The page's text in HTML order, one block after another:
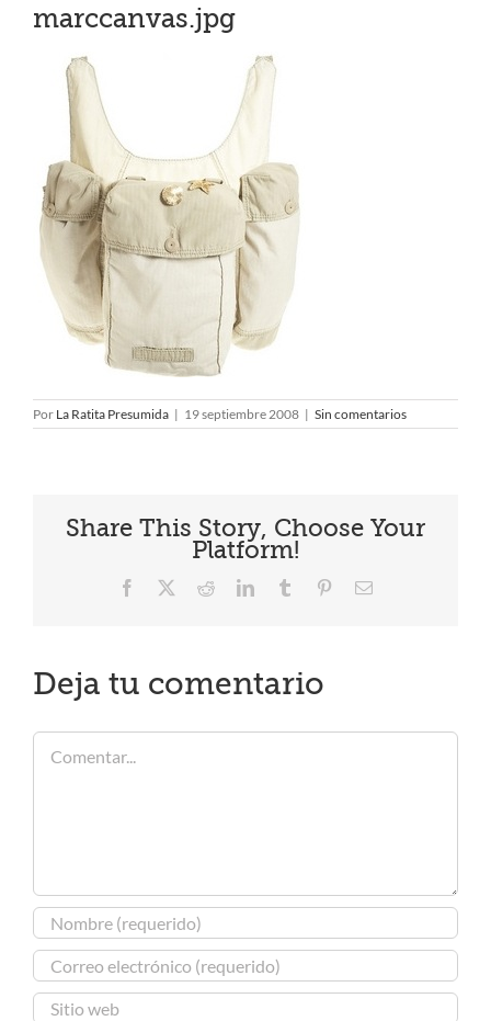
marccanvas.jpg
Por La Ratita Presumida | 19 septiembre 2008 | Sin comentarios
Share This Story, Choose Your
Platform!
Facebook RedditLinkedInTumblr PinterestCorreo
Deja tu comentario
Comentar